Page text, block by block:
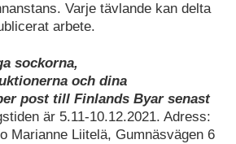
Varje tävlande kan delta
arbete.
sockorna,
och dina
post till Finlands Byar senast
är 5.11-10.12.2021. Adress:
Marianne Liitelä, Gumnäsvägen 6